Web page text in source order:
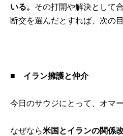
いる。 その打開や解決として
断交を選んだとすれば、次の
■ イラン擁護と仲介
今日のサウジにとって、オマ
なぜなら米国とイランの関係